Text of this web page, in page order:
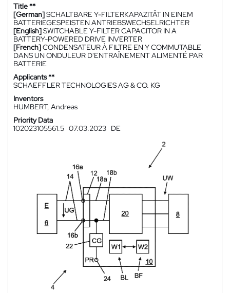
Title **
[German]SCHALTBARE Y-FILTERKAPAZITÄT IN EINEM
BATTERIEGESPEISTEN ANTRIEBSWECHSELRICHTER
[English]SWITCHABLE Y-FILTER CAPACITOR IN A
BATTERY-POWERED DRIVE INVERTER
[French]CONDENSATEUR À FILTRE EN Y COMMUTABLE
DANS UN ONDULEUR D'ENTRAÎNEMENT ALIMENTÉ PAR
BATTERIE
Applicants **
SCHAEFFLER TECHNOLOGIES AG & CO. KG
Inventors
HUMBERT, Andreas
Priority Data
102023105561.5 07.03.2023 DE